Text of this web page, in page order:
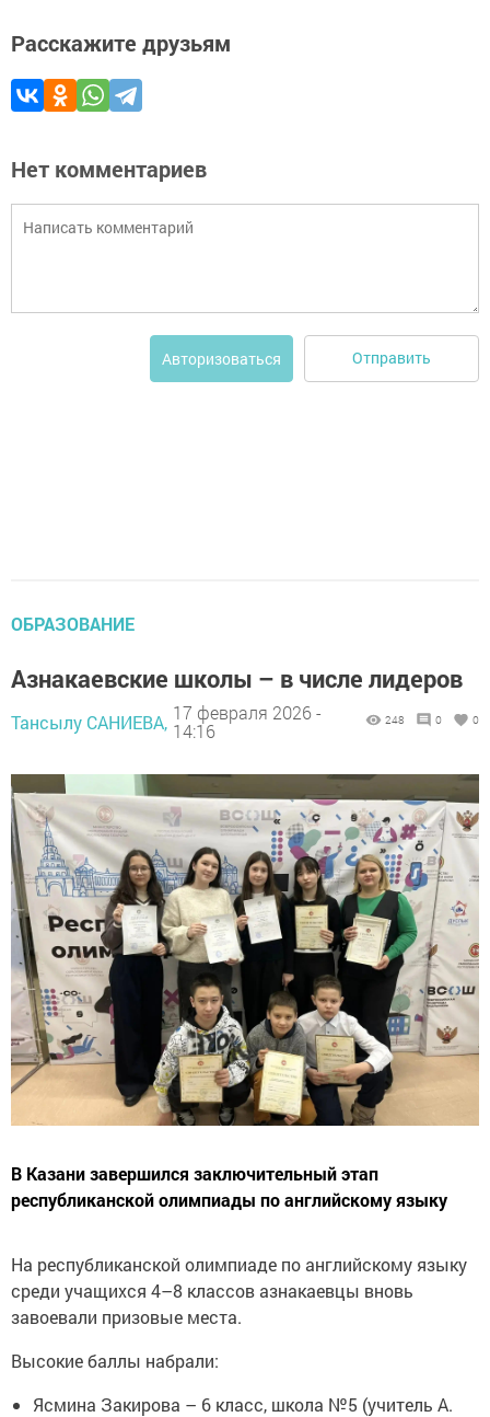
Расскажите друзьям
Нет комментариев
Авторизоваться Отправить
ОБРАЗОВАНИЕ
Азнакаевские школы – в числе лидеров
Тансылу САНИЕВА, 17 февраля 2026 -
14:16
248 0 0
В Казани завершился заключительный этап
республиканской олимпиады по английскому языку
На республиканской олимпиаде по английскому языку
среди учащихся 4–8 классов азнакаевцы вновь
завоевали призовые места.
Высокие баллы набрали:
Ясмина Закирова – 6 класс, школа №5 (учитель А.